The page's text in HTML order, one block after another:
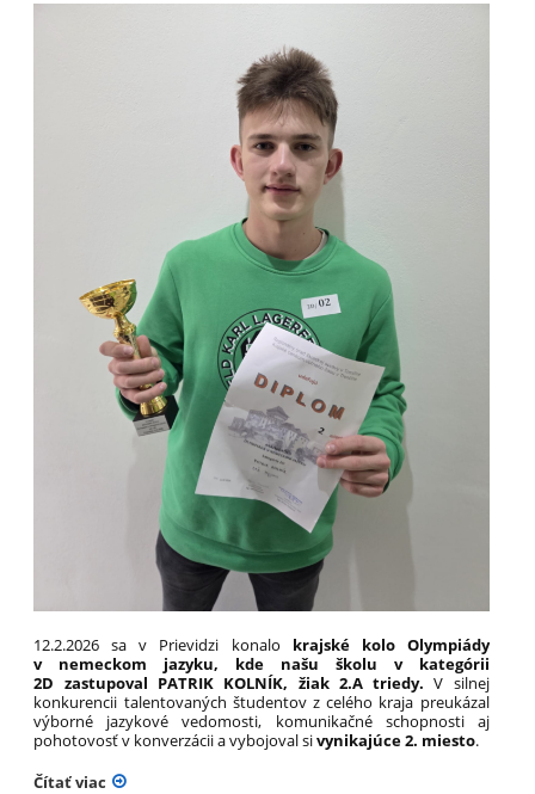
12.2.2026 sa v Prievidzi konalo krajské kolo Olympiády
v nemeckom jazyku, kde našu školu v kategórii
2D zastupoval PATRIK KOLNÍK, žiak 2.A triedy. V silnej
konkurencii talentovaných študentov z celého kraja preukázal
výborné jazykové vedomosti, komunikačné schopnosti aj
pohotovosť v konverzácii a vybojoval sivynikajúce 2. miesto.
Čítať viac